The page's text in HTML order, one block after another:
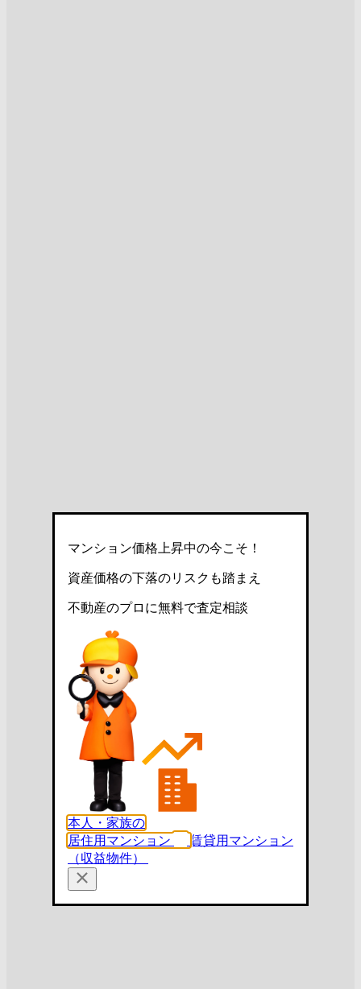
マンション価格上昇中の今こそ！
資産価格の下落のリスクも踏まえ
不動産のプロに無料で査定相談
本人・家族の
居住用マンション
賃貸用マンション
（収益物件）